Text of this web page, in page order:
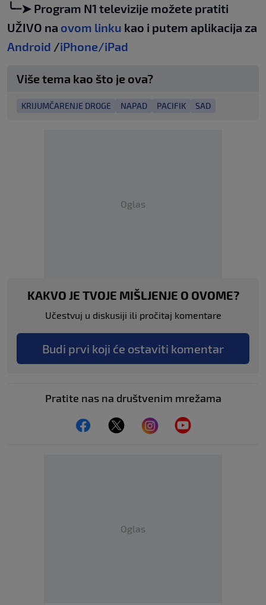
╰┈➤ Program N1 televizije možete pratiti
UŽIVO na ovom linku kao i putem aplikacija za
Android /iPhone/iPad
Više tema kao što je ova?
KRIJUMČARENJE DROGE NAPAD PACIFIK SAD
Oglas
KAKVO JE TVOJE MIŠLJENJE O OVOME?
Učestvuj u diskusiji ili pročitaj komentare
Budi prvi koji će ostaviti komentar
Pratite nas na društvenim mrežama
Oglas